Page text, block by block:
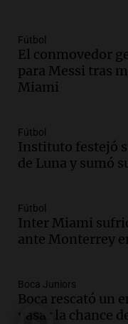
Episodios
Audio.La
firmó Jorge
contrato de
Audio.Joan
Messi
Audio.El
Jorge Messi
Episodios
Audio.El
Fútbol
El conmovedor
para Messi tras
Miami
Fútbol
Instituto festejó
de Luna y sumó
Fútbol
Inter Miami
ante Monterrey
Boca Juniors
Boca rescató un
pasar la chance